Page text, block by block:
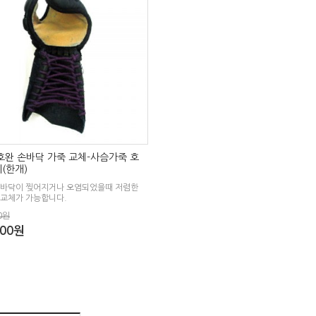
완 손바닥 가죽 교체-사슴가죽 호
(한개)
닥이 찢어지거나 오염되었을때 저렴한
체가 가능합니다.
원